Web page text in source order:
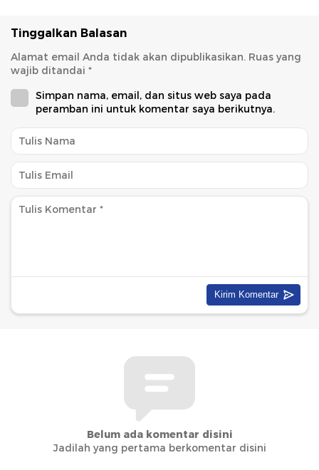
Tinggalkan Balasan
Alamat email Anda tidak akan dipublikasikan. Ruas yang
wajib ditandai *
Simpan nama, email, dan situs web saya pada
peramban ini untuk komentar saya berikutnya.
Belum ada komentar disini
Jadilah yang pertama berkomentar disini